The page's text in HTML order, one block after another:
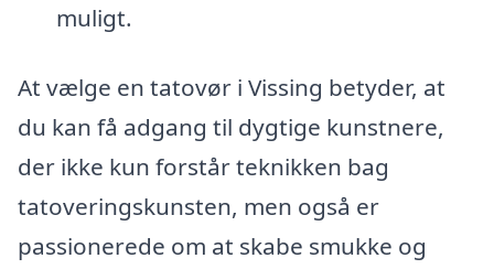
muligt.
At vælge en tatovør i Vissing betyder, at
du kan få adgang til dygtige kunstnere,
der ikke kun forstår teknikken bag
tatoveringskunsten, men også er
passionerede om at skabe smukke og